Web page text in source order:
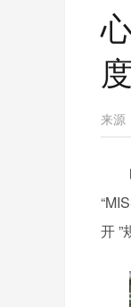
来源
开 ”